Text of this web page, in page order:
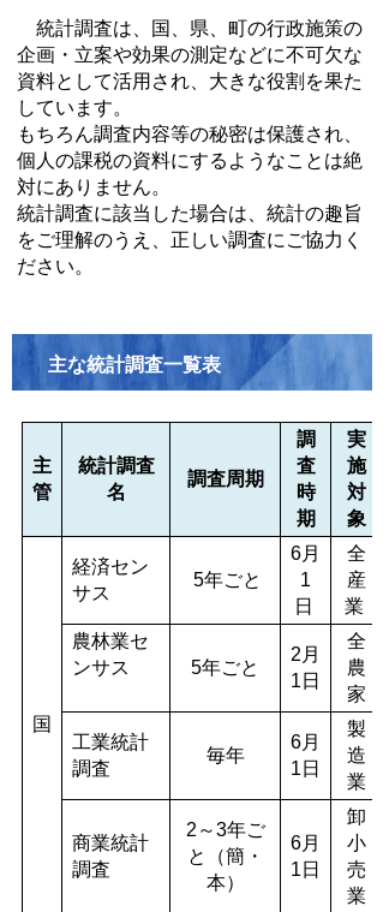
統計調査は、国、県、町の行政施策の
企画・立案や効果の測定などに不可欠な
資料として活用され、大きな役割を果た
しています。
もちろん調査内容等の秘密は保護され、
個人の課税の資料にするようなことは絶
対にありません。
統計調査に該当した場合は、統計の趣旨
をご理解のうえ、正しい調査にご協力く
ださい。
主な統計調査一覧表
主
管
統計調査
名
調査周期
調
査
時
期
実
施
対
象
国
経済セン
サス
5年ごと
6月
1
日
全
産
業
農林業セ
ンサス
5年ごと
2月
1日
全
農
家
工業統計
調査
毎年
6月
1日
製
造
業
商業統計
調査
2～3年ご
と（簡・
本）
6月
1日
卸
小
売
業